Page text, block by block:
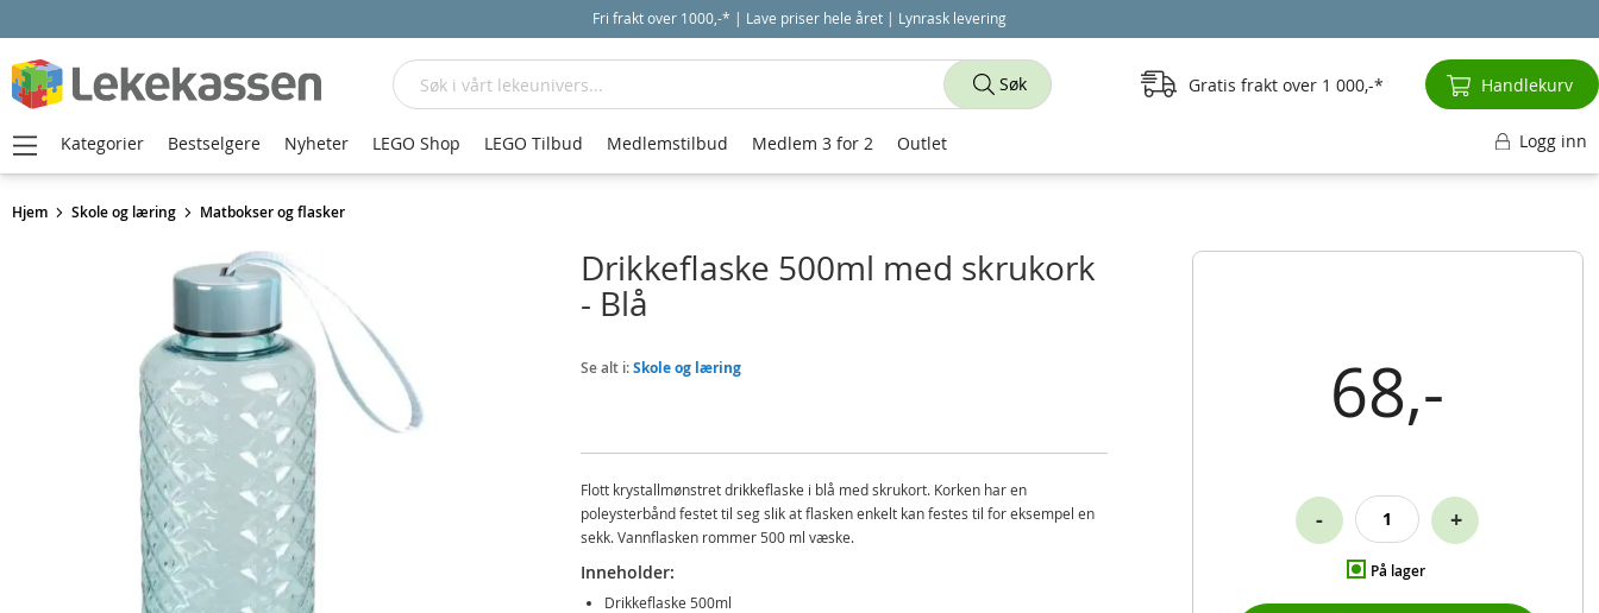
Fri frakt over 1000,-* | Lave priser hele året | Lynrask levering
Hjem Skole og læring Matbokser og flasker
68,-
På lager
- +
Drikkeflaske 500ml med skrukork
- Blå
Se alt i:Skole og læring
Flott krystallmønstret drikkeflaske i blå med skrukort. Korken har en
poleysterbånd festet til seg slik at flasken enkelt kan festes til for eksempel en
sekk. Vannflasken rommer 500 ml væske.
Inneholder:
Drikkeflaske 500ml
Søk
Søk Gratis frakt over 1 000,- Handlekurv
Kategorier Bestselgere Nyheter LEGO Shop LEGO Tilbud Medlemstilbud Medlem 3 for 2 Outlet Logg inn